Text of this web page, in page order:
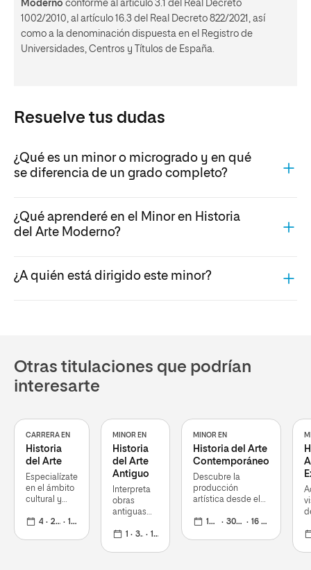
Moderno conforme al artículo 3.1 del Real Decreto
1002/2010, al artículo 16.3 del Real Decreto 822/2021, así
como a la denominación dispuesta en el Registro de
Universidades, Centros y Títulos de España.
Resuelve tus dudas
¿Qué es un minor o microgrado y en qué
se diferencia de un grado completo?
¿Qué aprenderé en el Minor en Historia
del Arte Moderno?
¿A quién está dirigido este minor?
Otras titulaciones que podrían
interesarte
CARRERA EN
Historia
del Arte
Especialízate
en el ámbito
cultural y
una4 años 240 ECTS 19 oct 2026
MINOR EN
Historia
del Arte
Antiguo
Interpreta
obras
antiguas
códigos
12 meses 30 ECTS 16 mar 2026
MINOR EN
Historia del Arte
Contemporáneo
Descubre la
producción
artística desde el
hasta las
12 meses 30 ECTS 16 mar 2026